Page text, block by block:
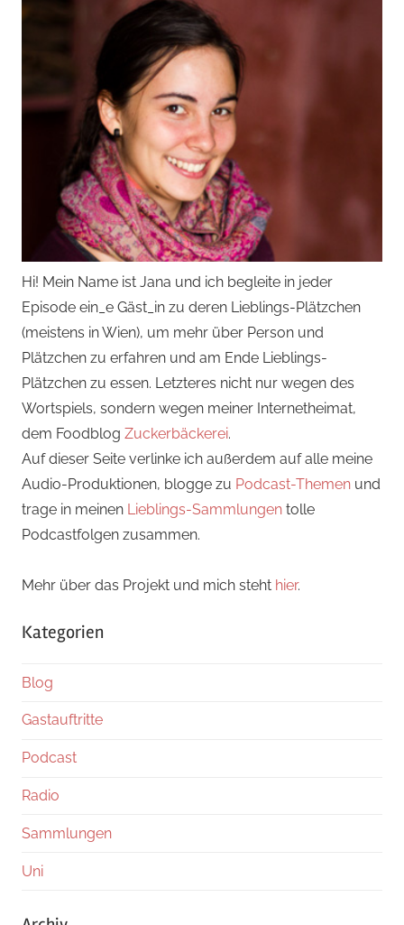
Hi! Mein Name ist Jana und ich begleite in jeder
Episode ein_e Gäst_in zu deren Lieblings-Plätzchen
(meistens in Wien), um mehr über Person und
Plätzchen zu erfahren und am Ende Lieblings-
Plätzchen zu essen. Letzteres nicht nur wegen des
Wortspiels, sondern wegen meiner Internetheimat,
dem Foodblog Zuckerbäckerei.
Auf dieser Seite verlinke ich außerdem auf alle meine
Audio-Produktionen, blogge zu Podcast-Themen und
trage in meinen Lieblings-Sammlungen tolle
Podcastfolgen zusammen.
Mehr über das Projekt und mich steht hier.
Kategorien
Blog
Gastauftritte
Podcast
Radio
Sammlungen
Uni